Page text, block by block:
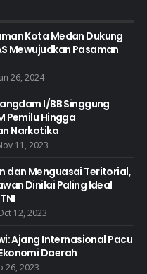
Kota Medan Dukung
Mewujudkan Pasaman
26, 2024
I/BB Singgung
Pemilu Hingga
Narkotika
11, 2023
dan Menguasai Teritorial,
Dinilai Paling Ideal
12, 2023
Ajang Internasional Pacu
Daerah
26, 2023